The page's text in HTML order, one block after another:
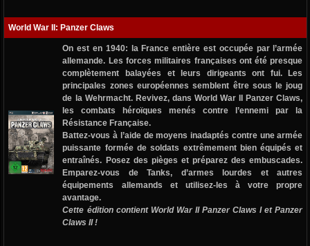
World War II: Panzer Claws
On est en 1940: la France entière est occupée par l’armée
allemande. Les forces militaires françaises ont été presque
complètement balayées et leurs dirigeants ont fui. Les
principales zones européennes semblent être sous le joug
de la Wehrmacht. Revivez, dansWorld War II Panzer Claws,
les combats héroïques menés contre l’ennemi par la
Résistance Française.
Battez-vous à l’aide de moyens inadaptés contre une armée
puissante formée de soldats extrêmement bien équipés et
entraînés. Posez des pièges et préparez des embuscades.
Emparez-vous de Tanks, d’armes lourdes et autres
équipements allemands et utilisez-les à votre propre
avantage.
Cette édition contient World War II Panzer Claws I et Panzer
Claws II !